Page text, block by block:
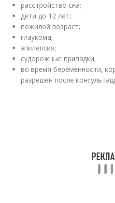
расстройство сна;
дети до 12 лет;
пожилой возраст;
глаукома;
эпилепсия;
судорожные припадки;
во время беременности,
разрешен после